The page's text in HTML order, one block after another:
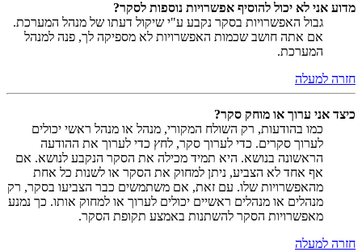
מדוע אני לא יכול להוסיף אפשרויות נוספות לסקר?
גבול האפשרויות בסקר נקבע ע"י שיקול דעתו של מנהל המערכת.
אם אתה חושב שכמות האפשרויות לא מספיקה לך, פנה למנהל
המערכת.
חזרה למעלה
כיצד אני ערוך או מוחק סקר?
כמו בהודעות, רק השולח המקורי, מנהל או מנהל ראשי יכולים
לערוך סקרים. כדי לערוך סקר, לחץ כדי לערוך את ההודעה
הראשונה בנושא. היא תמיד מכילה את הסקר הנקבע לנושא. אם
אף אחד לא הצביע, ניתן למחוק את הסקר או לשנות כל אחת
מהאפשרויות שלו. עם זאת, אם משתמשים כבר הצביעו בסקר, רק
מנהלים או מנהלים ראשיים יכולים לערוך או למחוק אותו. כך נמנע
מאפשרויות הסקר להשתנות באמצע תקופת הסקר.
חזרה למעלה